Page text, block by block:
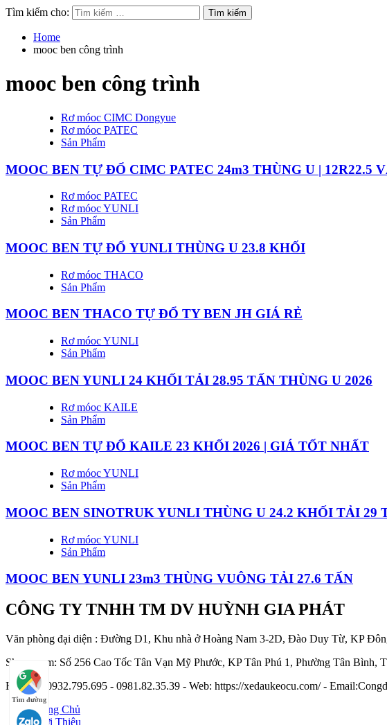
Tìm kiếm cho:
Home
mooc ben công trình
mooc ben công trình
Rơ móoc CIMC Dongyue
Rơ móoc PATEC
Sản Phẩm
MOOC BEN TỰ ĐỔ CIMC PATEC 24m3 THÙNG U | 12R22.5
Rơ móoc PATEC
Rơ móoc YUNLI
Sản Phẩm
MOOC BEN TỰ ĐỔ YUNLI THÙNG U 23.8 KHỐI
Rơ móoc THACO
Sản Phẩm
MOOC BEN THACO TỰ ĐỔ TY BEN JH GIÁ RẺ
Rơ móoc YUNLI
Sản Phẩm
MOOC BEN YUNLI 24 KHỐI TẢI 28.95 TẤN THÙNG U 2026
Rơ móoc KAILE
Sản Phẩm
MOOC BEN TỰ ĐỔ KAILE 23 KHỐI 2026 | GIÁ TỐT NHẤT
Rơ móoc YUNLI
Sản Phẩm
MOOC BEN SINOTRUK YUNLI THÙNG U 24.2 KHỐI TẢI 29
Rơ móoc YUNLI
Sản Phẩm
MOOC BEN YUNLI 23m3 THÙNG VUÔNG TẢI 27.6 TẤN
CÔNG TY TNHH TM DV HUỲNH GIA PHÁT
Văn phòng đại diện : Đường D1, Khu nhà ở Hoàng Nam 3-2D, Đào Duy Từ, KP
Showroom: Số 256 Cao Tốc Tân Vạn Mỹ Phước, KP Tân Phú 1, Phường Tân Bình,
Hotline : 0932.795.695 - 0981.82.35.39 - Web: https://xedaukeocu.com/ -
Tìm đường
Trang Chủ
Giới Thiệu